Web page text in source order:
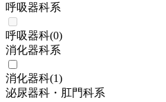
呼吸器科系
呼吸器科(0)
消化器科系
消化器科(1)
泌尿器科・肛門科系